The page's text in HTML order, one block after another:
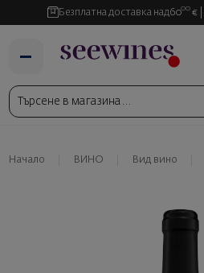
Безплатна доставка над6000 €
Начало ВИНО Вид вино